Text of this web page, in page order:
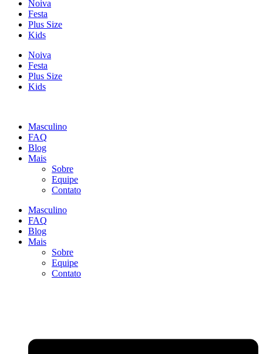
Noiva
Festa
Plus Size
Kids
Noiva
Festa
Plus Size
Kids
Masculino
FAQ
Blog
Mais
Sobre
Equipe
Contato
Masculino
FAQ
Blog
Mais
Sobre
Equipe
Contato